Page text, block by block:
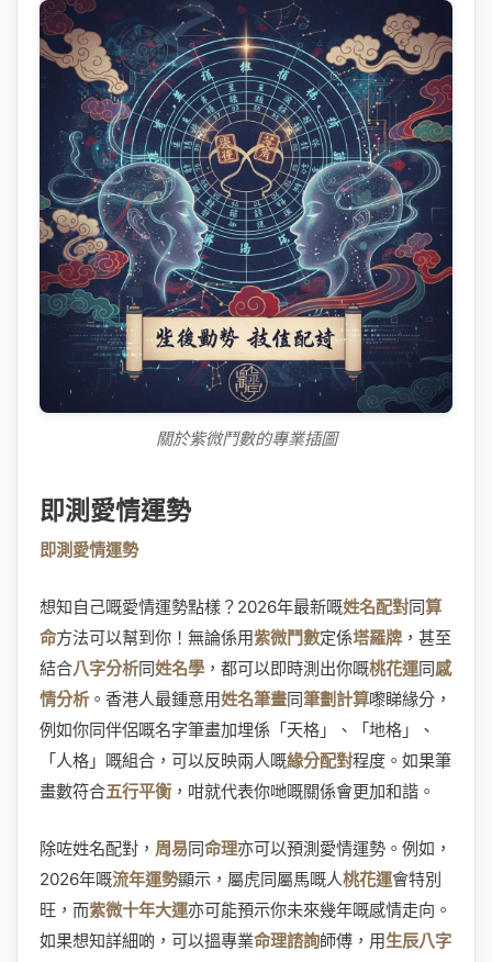
關於紫微鬥數的專業插圖
即測愛情運勢
即測愛情運勢
想知自己嘅愛情運勢點樣？2026年最新嘅姓名配對同算
命方法可以幫到你！無論係用紫微鬥數定係塔羅牌，甚至
結合八字分析同姓名學 ，都可以即時測出你嘅桃花運同感
情分析 。香港人最鍾意用姓名筆畫同筆劃計算嚟睇緣分，
例如你同伴侶嘅名字筆畫加埋係「天格」、「地格」、
「人格」嘅組合，可以反映兩人嘅緣分配對程度。如果筆
畫數符合五行平衡，咁就代表你哋嘅關係會更加和諧。
除咗姓名配對， 周易同命理亦可以預測愛情運勢。例如，
2026年嘅流年運勢顯示，屬虎同屬馬嘅人桃花運會特別
旺，而紫微十年大運亦可能預示你未來幾年嘅感情走向。
如果想知詳細啲，可以搵專業命理諮詢師傅，用生辰八字